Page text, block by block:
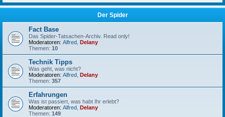
Der Spider
Fact Base
Das Spider-Tatsachen-Archiv. Read only!
Moderatoren: Alfred Delany
Themen: 10
Technik Tipps
Was geht, was nicht?
Moderatoren: Alfred Delany
Themen: 357
Erfahrungen
Was ist passiert, was habt Ihr erlebt?
Moderatoren: Alfred Delany
Themen: 149